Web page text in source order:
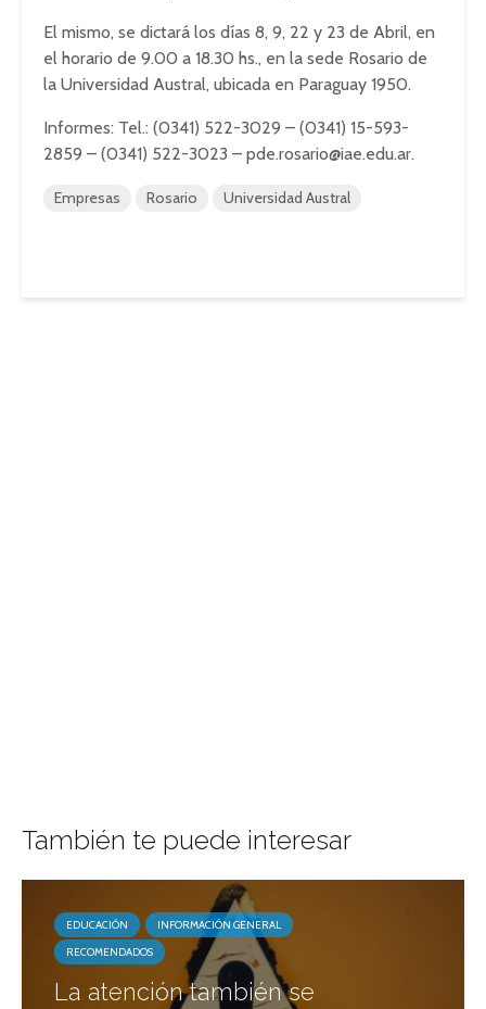
El mismo, se dictará los días 8, 9, 22 y 23 de Abril, en
el horario de 9.00 a 18.30 hs., en la sede Rosario de
la Universidad Austral, ubicada en Paraguay 1950.
Informes: Tel.: (0341) 522-3029 – (0341) 15-593-
2859 – (0341) 522-3023 – pde.rosario@iae.edu.ar.
Empresas Rosario Universidad Austral
También te puede interesar
EDUCACIÓN
INFORMACIÓN GENERAL
RECOMENDADOS
La atención también se